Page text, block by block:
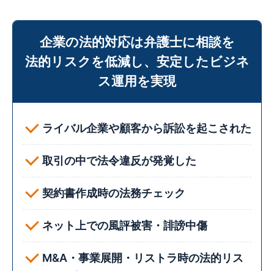
企業の法的対応は弁護士に相談を
法的リスクを低減し、安定したビジネ
ス運用を実現
ライバル企業や顧客から訴訟を起こされた
取引の中で法令違反が発覚した
契約書作成時の法務チェック
ネット上での風評被害・誹謗中傷
M&A・事業展開・リストラ時の法的リス